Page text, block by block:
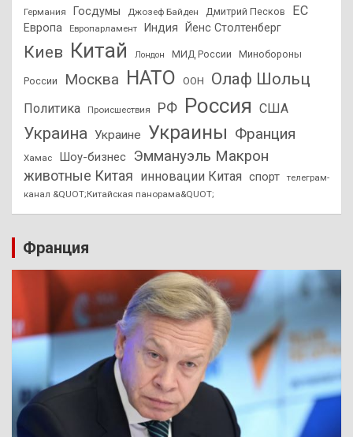
Германия Госдумы Джозеф Байден Дмитрий Песков ЕС
Европа Европарламент Индия Йенс Столтенберг
Киев Китай Лондон МИД России Минобороны
России Москва НАТО ООН Олаф Шольц
Политика Происшествия РФ Россия США
Украина Украине Украины Франция
Хамас Шоу-бизнес Эммануэль Макрон
животные Китая инновации Китая спорт
телеграм-
канал &QUOT;Китайская панорама&QUOT;
Франция